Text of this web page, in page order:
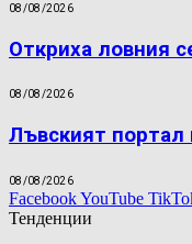
08/08/2026
Откриха ловния
08/08/2026
Лъвският портал
08/08/2026
FacebookYouTube
Тенденции